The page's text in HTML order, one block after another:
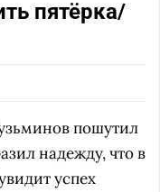
пятёрка/
пошутил
надежду, что в
успех